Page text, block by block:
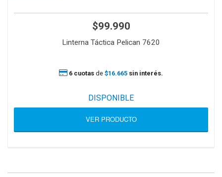
$99.990
Linterna Táctica Pelican 7620
6 cuotas de $16.665 sin interés.
DISPONIBLE
VER PRODUCTO